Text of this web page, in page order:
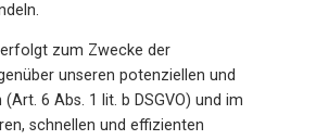
zum Zwecke der
unseren potenziellen und
6 Abs. 1 lit. b DSGVO) und im
schnellen und effizienten